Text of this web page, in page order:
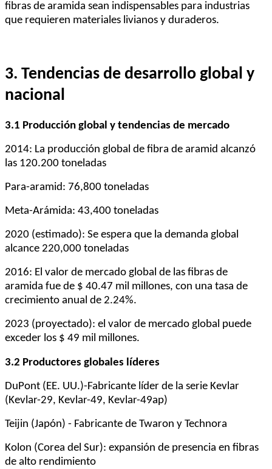
fibras de aramida sean indispensables para industrias
que requieren materiales livianos y duraderos.
3. Tendencias de desarrollo global y
nacional
3.1 Producción global y tendencias de mercado
2014: La producción global de fibra de aramid alcanzó
las 120.200 toneladas
Para-aramid: 76,800 toneladas
Meta-Arámida: 43,400 toneladas
2020 (estimado): Se espera que la demanda global
alcance 220,000 toneladas
2016: El valor de mercado global de las fibras de
aramida fue de $ 40.47 mil millones, con una tasa de
crecimiento anual de 2.24%.
2023 (proyectado): el valor de mercado global puede
exceder los $ 49 mil millones.
3.2 Productores globales líderes
DuPont (EE. UU.)-Fabricante líder de la serie Kevlar
(Kevlar-29, Kevlar-49, Kevlar-49ap)
Teijin (Japón) - Fabricante de Twaron y Technora
Kolon (Corea del Sur): expansión de presencia en fibras
de alto rendimiento